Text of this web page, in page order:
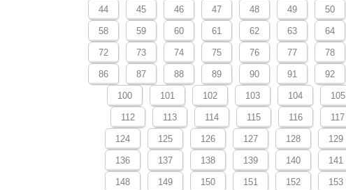
44 45 46 47 48 49 50
58 59 60 61 62 63 64
72 73 74 75 76 77 78
86 87 88 89 90 91 92
100 101 102 103 104 105
112 113 114 115 116 117
124 125 126 127 128 129
136 137 138 139 140 141
148 149 150 151 152 153